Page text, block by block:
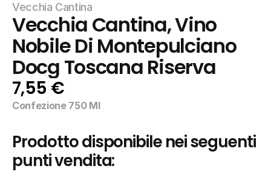
Vecchia Cantina
Vecchia Cantina, Vino
Nobile Di Montepulciano
Docg Toscana Riserva
7,55 €
Confezione 750 Ml
Prodotto disponibile nei seguenti
punti vendita: